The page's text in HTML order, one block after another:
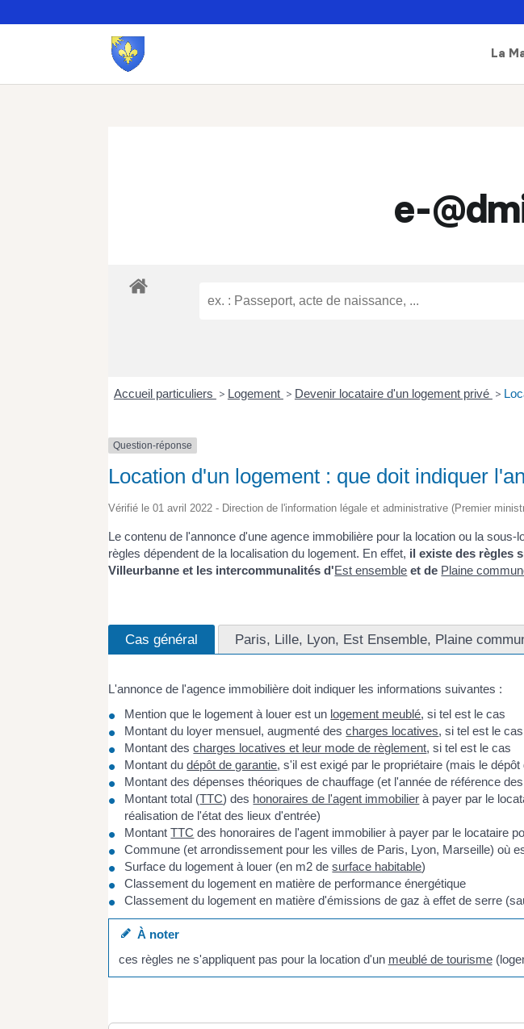
La
e-
Accueil particuliers > Logement > Devenir locataire d'un logement privé >
Question-réponse
Location d'un logement : que doit indiquer
Vérifié le 01 avril 2022 - Direction de l'information légale et administrative (Premier
Le contenu de l'annonce d'une agence immobilière pour la location ou la
règles dépendent de la localisation du logement. En effet, il existe des règles
Villeurbanne et les intercommunalités d'Est ensemble et de Plaine
Cas général Paris, Lille, Lyon, Est Ensemble, Plaine
L'annonce de l'agence immobilière doit indiquer les informations suivantes :
Mention que le logement à louer est un logement meublé, si tel est le cas
Montant du loyer mensuel, augmenté descharges locatives, si tel est le cas
Montant descharges locatives et leur mode de règlement, si tel est le cas
Montant dudépôt de garantie, s'il est exigé par le propriétaire (mais le
Montant des dépenses théoriques de chauffage (et l'année de référence
Montant total (TTC) des honoraires de l'agent immobilier à payer par le
réalisation de l'état des lieux d'entrée)
MontantTTC des honoraires de l'agent immobilier à payer par le locataire
Commune (et arrondissement pour les villes de Paris, Lyon, Marseille) où
Surface du logement à louer (en m2 desurface habitable)
Classement du logement en matière de performance énergétique
Classement du logement en matière d'émissions de gaz à effet de serre
À noter
ces règles ne s'appliquent pas pour la location d'un meublé de tourisme